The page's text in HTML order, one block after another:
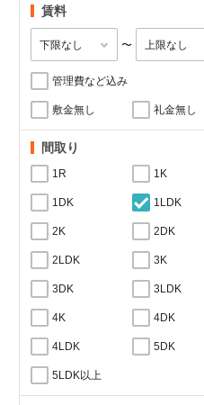
賃料
〜
管理費など込み
敷金無し 礼金無し
間取り
1R 1K
1DK 1LDK
2K 2DK
2LDK 3K
3DK 3LDK
4K 4DK
4LDK 5DK
5LDK以上